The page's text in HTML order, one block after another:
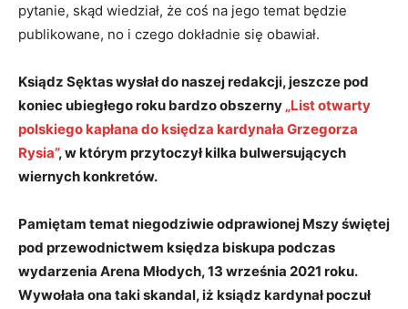
pytanie, skąd wiedział, że coś na jego temat będzie
publikowane, no i czego dokładnie się obawiał.
Ksiądz Sęktas wysłał do naszej redakcji, jeszcze pod
koniec ubiegłego roku bardzo obszerny „List otwarty
polskiego kapłana do księdza kardynała Grzegorza
Rysia”, w którym przytoczył kilka bulwersujących
wiernych konkretów.
Pamiętam temat niegodziwie odprawionej Mszy świętej
pod przewodnictwem księdza biskupa podczas
wydarzenia Arena Młodych, 13 września 2021 roku.
Wywołała ona taki skandal, iż ksiądz kardynał poczuł